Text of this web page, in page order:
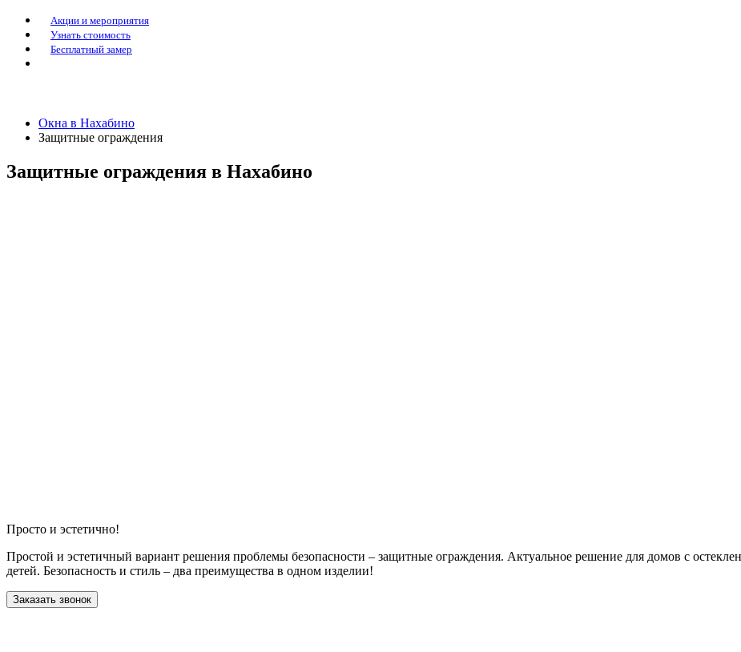
Акции и мероприятия
Узнать стоимость
Бесплатный замер
Окна в Нахабино
Защитные ограждения
Защитные ограждения в Нахабино
Просто и эстетично!
Простой и эстетичный вариант решения проблемы безопасности – защитные ограждения. Актуальное решение для домов с
детей. Безопасность и стиль – два преимущества в одном изделии!
Заказать звонок